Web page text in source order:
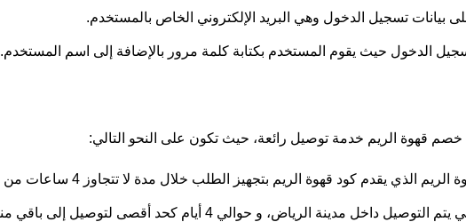
تسجيل الدخول وهي البريد الإلكتروني الخاص بالمستخدم.
تسجيل الدخول حيث يقوم المستخدم بكتابة كلمة مرور بالإضافة إلى اسم المستخدم.
خصم قهوة الريم خدمة توصيل رائعة، حيث تكون على النحو التالي:
يقدم كود قهوة الريم بتجهيز الطلب خلال مدة لا تتجاوز 4 ساعات من تاريخ الطلب.
و حوالي 4 أيام كحد أقصى لتوصيل إلى باقي مناطق المملكه العربيه السعوديه.